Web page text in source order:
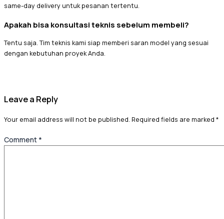
same-day delivery untuk pesanan tertentu.
Apakah bisa konsultasi teknis sebelum membeli?
Tentu saja. Tim teknis kami siap memberi saran model yang sesuai
dengan kebutuhan proyek Anda.
Leave a Reply
Your email address will not be published. Required fields are marked *
Comment *